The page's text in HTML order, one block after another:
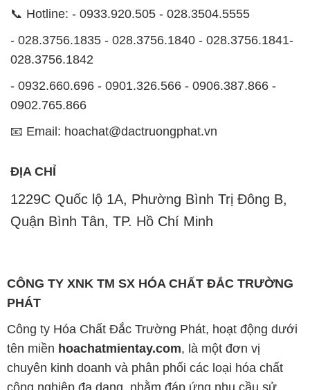
📞 Hotline: - 0933.920.505 - 028.3504.5555
- 028.3756.1835 - 028.3756.1840 - 028.3756.1841-
028.3756.1842
- 0932.660.696 - 0901.326.566 - 0906.387.866 -
0902.765.866
📧 Email: hoachat@dactruongphat.vn
ĐỊA CHỈ
1229C Quốc lộ 1A, Phường Bình Trị Đông B,
Quận Bình Tân, TP. Hồ Chí Minh
CÔNG TY XNK TM SX HÓA CHẤT ĐẮC TRƯỜNG
PHÁT
Công ty Hóa Chất Đắc Trường Phát, hoạt động dưới
tên miền hoachatmientay.com, là một đơn vị
chuyên kinh doanh và phân phối các loại hóa chất
công nghiệp đa dạng, nhằm đáp ứng nhu cầu sử